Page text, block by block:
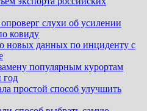
слухи об усилении
ковиду
новых данных по инциденту с
популярным курортам
год
простой способ улучшить